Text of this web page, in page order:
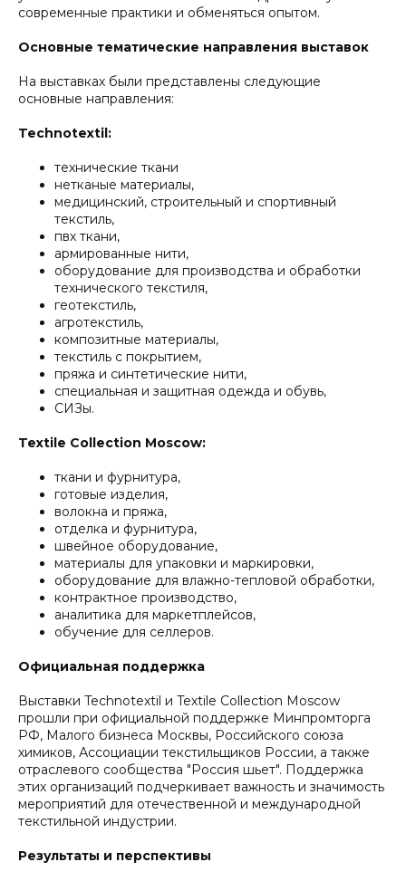
современные практики и обменяться опытом.
Основные тематические направления выставок
На выставках были представлены следующие
основные направления:
Technotextil:
технические ткани
нетканые материалы,
медицинский, строительный и спортивный
текстиль,
пвх ткани,
армированные нити,
оборудование для производства и обработки
технического текстиля,
геотекстиль,
агротекстиль,
композитные материалы,
текстиль с покрытием,
пряжа и синтетические нити,
специальная и защитная одежда и обувь,
СИЗы.
Textile Collection Moscow:
ткани и фурнитура,
готовые изделия,
волокна и пряжа,
отделка и фурнитура,
швейное оборудование,
материалы для упаковки и маркировки,
оборудование для влажно-тепловой обработки,
контрактное производство,
аналитика для маркетплейсов,
обучение для селлеров.
Официальная поддержка
Выставки Technotextil и Textile Collection Moscow
прошли при официальной поддержке Минпромторга
РФ, Малого бизнеса Москвы, Российского союза
химиков, Ассоциации текстильщиков России, а также
отраслевого сообщества "Россия шьет". Поддержка
этих организаций подчеркивает важность и значимость
мероприятий для отечественной и международной
текстильной индустрии.
Результаты и перспективы